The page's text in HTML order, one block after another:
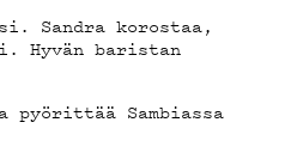
Sandra korostaa,
Hyvän baristan
pyörittää Sambiassa